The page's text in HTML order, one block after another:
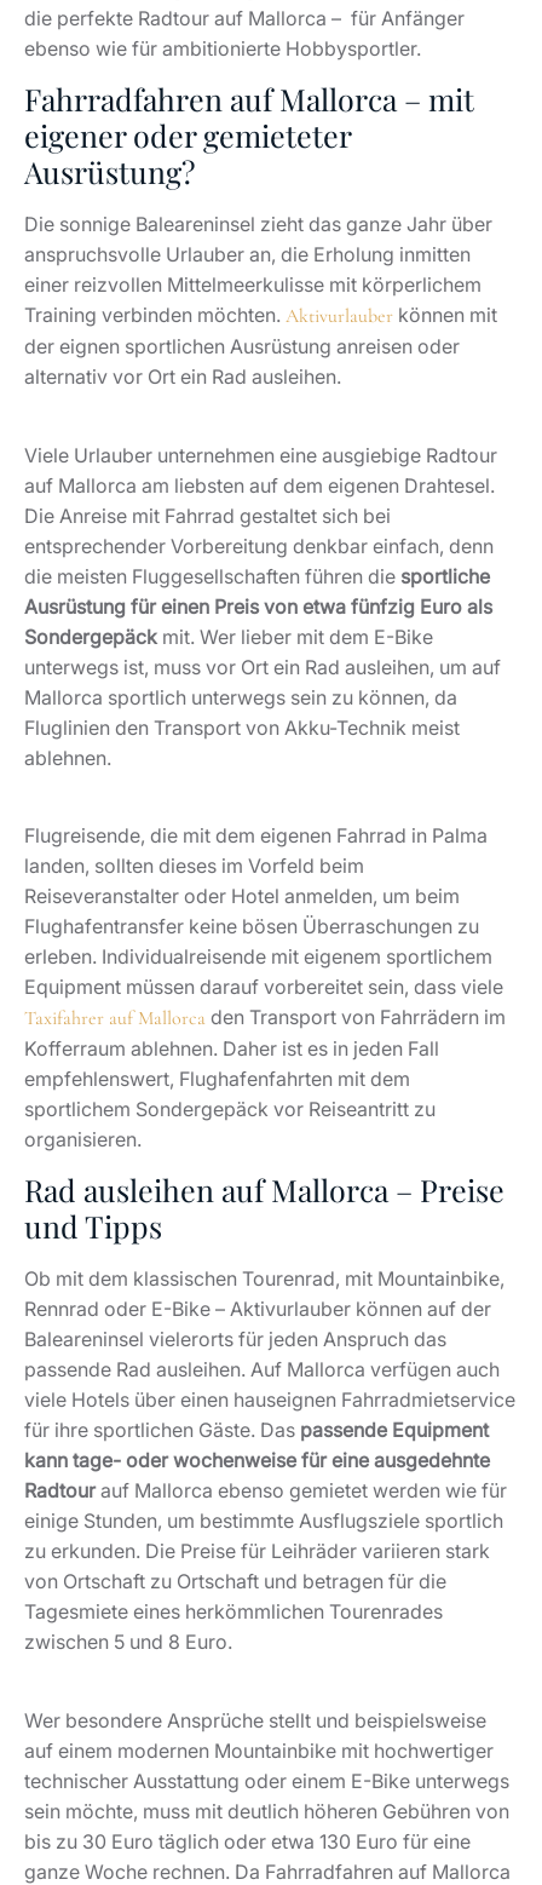
die perfekte Radtour auf Mallorca – für Anfänger
ebenso wie für ambitionierte Hobbysportler.
Fahrradfahren auf Mallorca – mit
eigener oder gemieteter
Ausrüstung?
Die sonnige Baleareninsel zieht das ganze Jahr über
anspruchsvolle Urlauber an, die Erholung inmitten
einer reizvollen Mittelmeerkulisse mit körperlichem
Training verbinden möchten. Aktivurlauber können mit
der eignen sportlichen Ausrüstung anreisen oder
alternativ vor Ort ein Rad ausleihen.
Viele Urlauber unternehmen eine ausgiebige Radtour
auf Mallorca am liebsten auf dem eigenen Drahtesel.
Die Anreise mit Fahrrad gestaltet sich bei
entsprechender Vorbereitung denkbar einfach, denn
die meisten Fluggesellschaften führen die sportliche
Ausrüstung für einen Preis von etwa fünfzig Euro als
Sondergepäck mit. Wer lieber mit dem E-Bike
unterwegs ist, muss vor Ort ein Rad ausleihen, um auf
Mallorca sportlich unterwegs sein zu können, da
Fluglinien den Transport von Akku-Technik meist
ablehnen.
Flugreisende, die mit dem eigenen Fahrrad in Palma
landen, sollten dieses im Vorfeld beim
Reiseveranstalter oder Hotel anmelden, um beim
Flughafentransfer keine bösen Überraschungen zu
erleben. Individualreisende mit eigenem sportlichem
Equipment müssen darauf vorbereitet sein, dass viele
Taxifahrer auf Mallorca den Transport von Fahrrädern im
Kofferraum ablehnen. Daher ist es in jeden Fall
empfehlenswert, Flughafenfahrten mit dem
sportlichem Sondergepäck vor Reiseantritt zu
organisieren.
Rad ausleihen auf Mallorca – Preise
und Tipps
Ob mit dem klassischen Tourenrad, mit Mountainbike,
Rennrad oder E-Bike – Aktivurlauber können auf der
Baleareninsel vielerorts für jeden Anspruch das
passende Rad ausleihen. Auf Mallorca verfügen auch
viele Hotels über einen hauseignen Fahrradmietservice
für ihre sportlichen Gäste. Das passende Equipment
kann tage- oder wochenweise für eine ausgedehnte
Radtourauf Mallorca ebenso gemietet werden wie für
einige Stunden, um bestimmte Ausflugsziele sportlich
zu erkunden. Die Preise für Leihräder variieren stark
von Ortschaft zu Ortschaft und betragen für die
Tagesmiete eines herkömmlichen Tourenrades
zwischen 5 und 8 Euro.
Wer besondere Ansprüche stellt und beispielsweise
auf einem modernen Mountainbike mit hochwertiger
technischer Ausstattung oder einem E-Bike unterwegs
sein möchte, muss mit deutlich höheren Gebühren von
bis zu 30 Euro täglich oder etwa 130 Euro für eine
ganze Woche rechnen. Da Fahrradfahren auf Mallorca